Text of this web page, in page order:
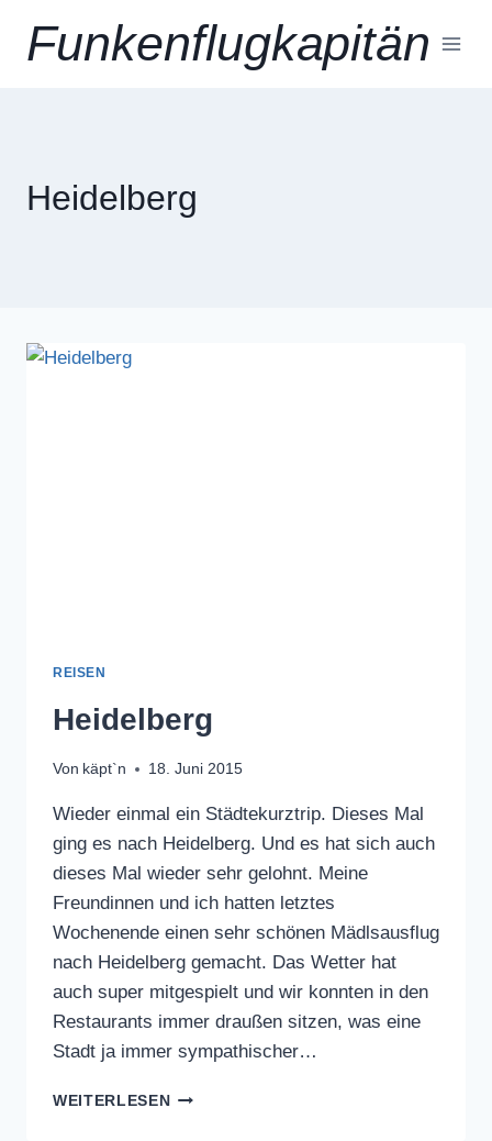
InhaltFunkenflugkapitän
Heidelberg
REISEN
Heidelberg
Von käpt`n 18. Juni 2015
Wieder einmal ein Städtekurztrip. Dieses Mal
ging es nach Heidelberg. Und es hat sich auch
dieses Mal wieder sehr gelohnt. Meine
Freundinnen und ich hatten letztes
Wochenende einen sehr schönen Mädlsausflug
nach Heidelberg gemacht. Das Wetter hat
auch super mitgespielt und wir konnten in den
Restaurants immer draußen sitzen, was eine
Stadt ja immer sympathischer…
WEITERLESENHEIDELBERG